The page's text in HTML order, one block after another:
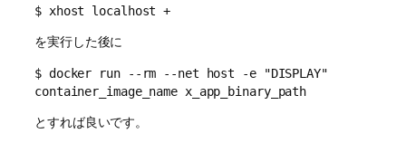
$ xhost localhost +
を実行した後に
$ docker run --rm --net host -e "DISPLAY"
container_image_name x_app_binary_path
とすれば良いです。